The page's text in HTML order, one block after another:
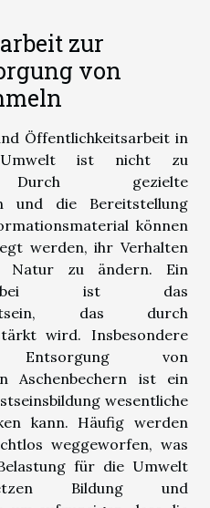
zur
von
Öffentlichkeitsarbeit in
ist nicht zu
Durch gezielte
und die Bereitstellung
können
werden, ihr Verhalten
Natur zu ändern. Ein
dabei ist das
das durch
wird. Insbesondere
von
Aschenbechern ist ein
wesentliche
kann. Häufig werden
weggeworfen, was
für die Umwelt
Bildung und